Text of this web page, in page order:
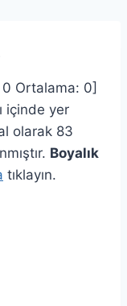
0 Ortalama: 0]
içinde yer
olarak 83
Boyalık
tıklayın.